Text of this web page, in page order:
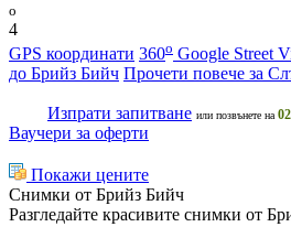
o
4
GPS координати 360o Google Street
до Брийз Бийч Прочети повече за
Изпрати запитване или позвънете на
Ваучери за оферти
Покажи цените
Снимки от Брийз Бийч
Разгледайте красивите снимки от